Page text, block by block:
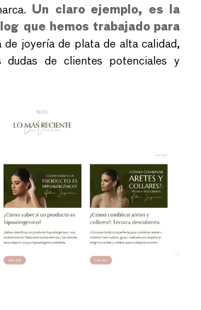
Un claro ejemplo, es la
que hemos trabajado para
de joyería de plata de alta calidad,
dudas de clientes potenciales y